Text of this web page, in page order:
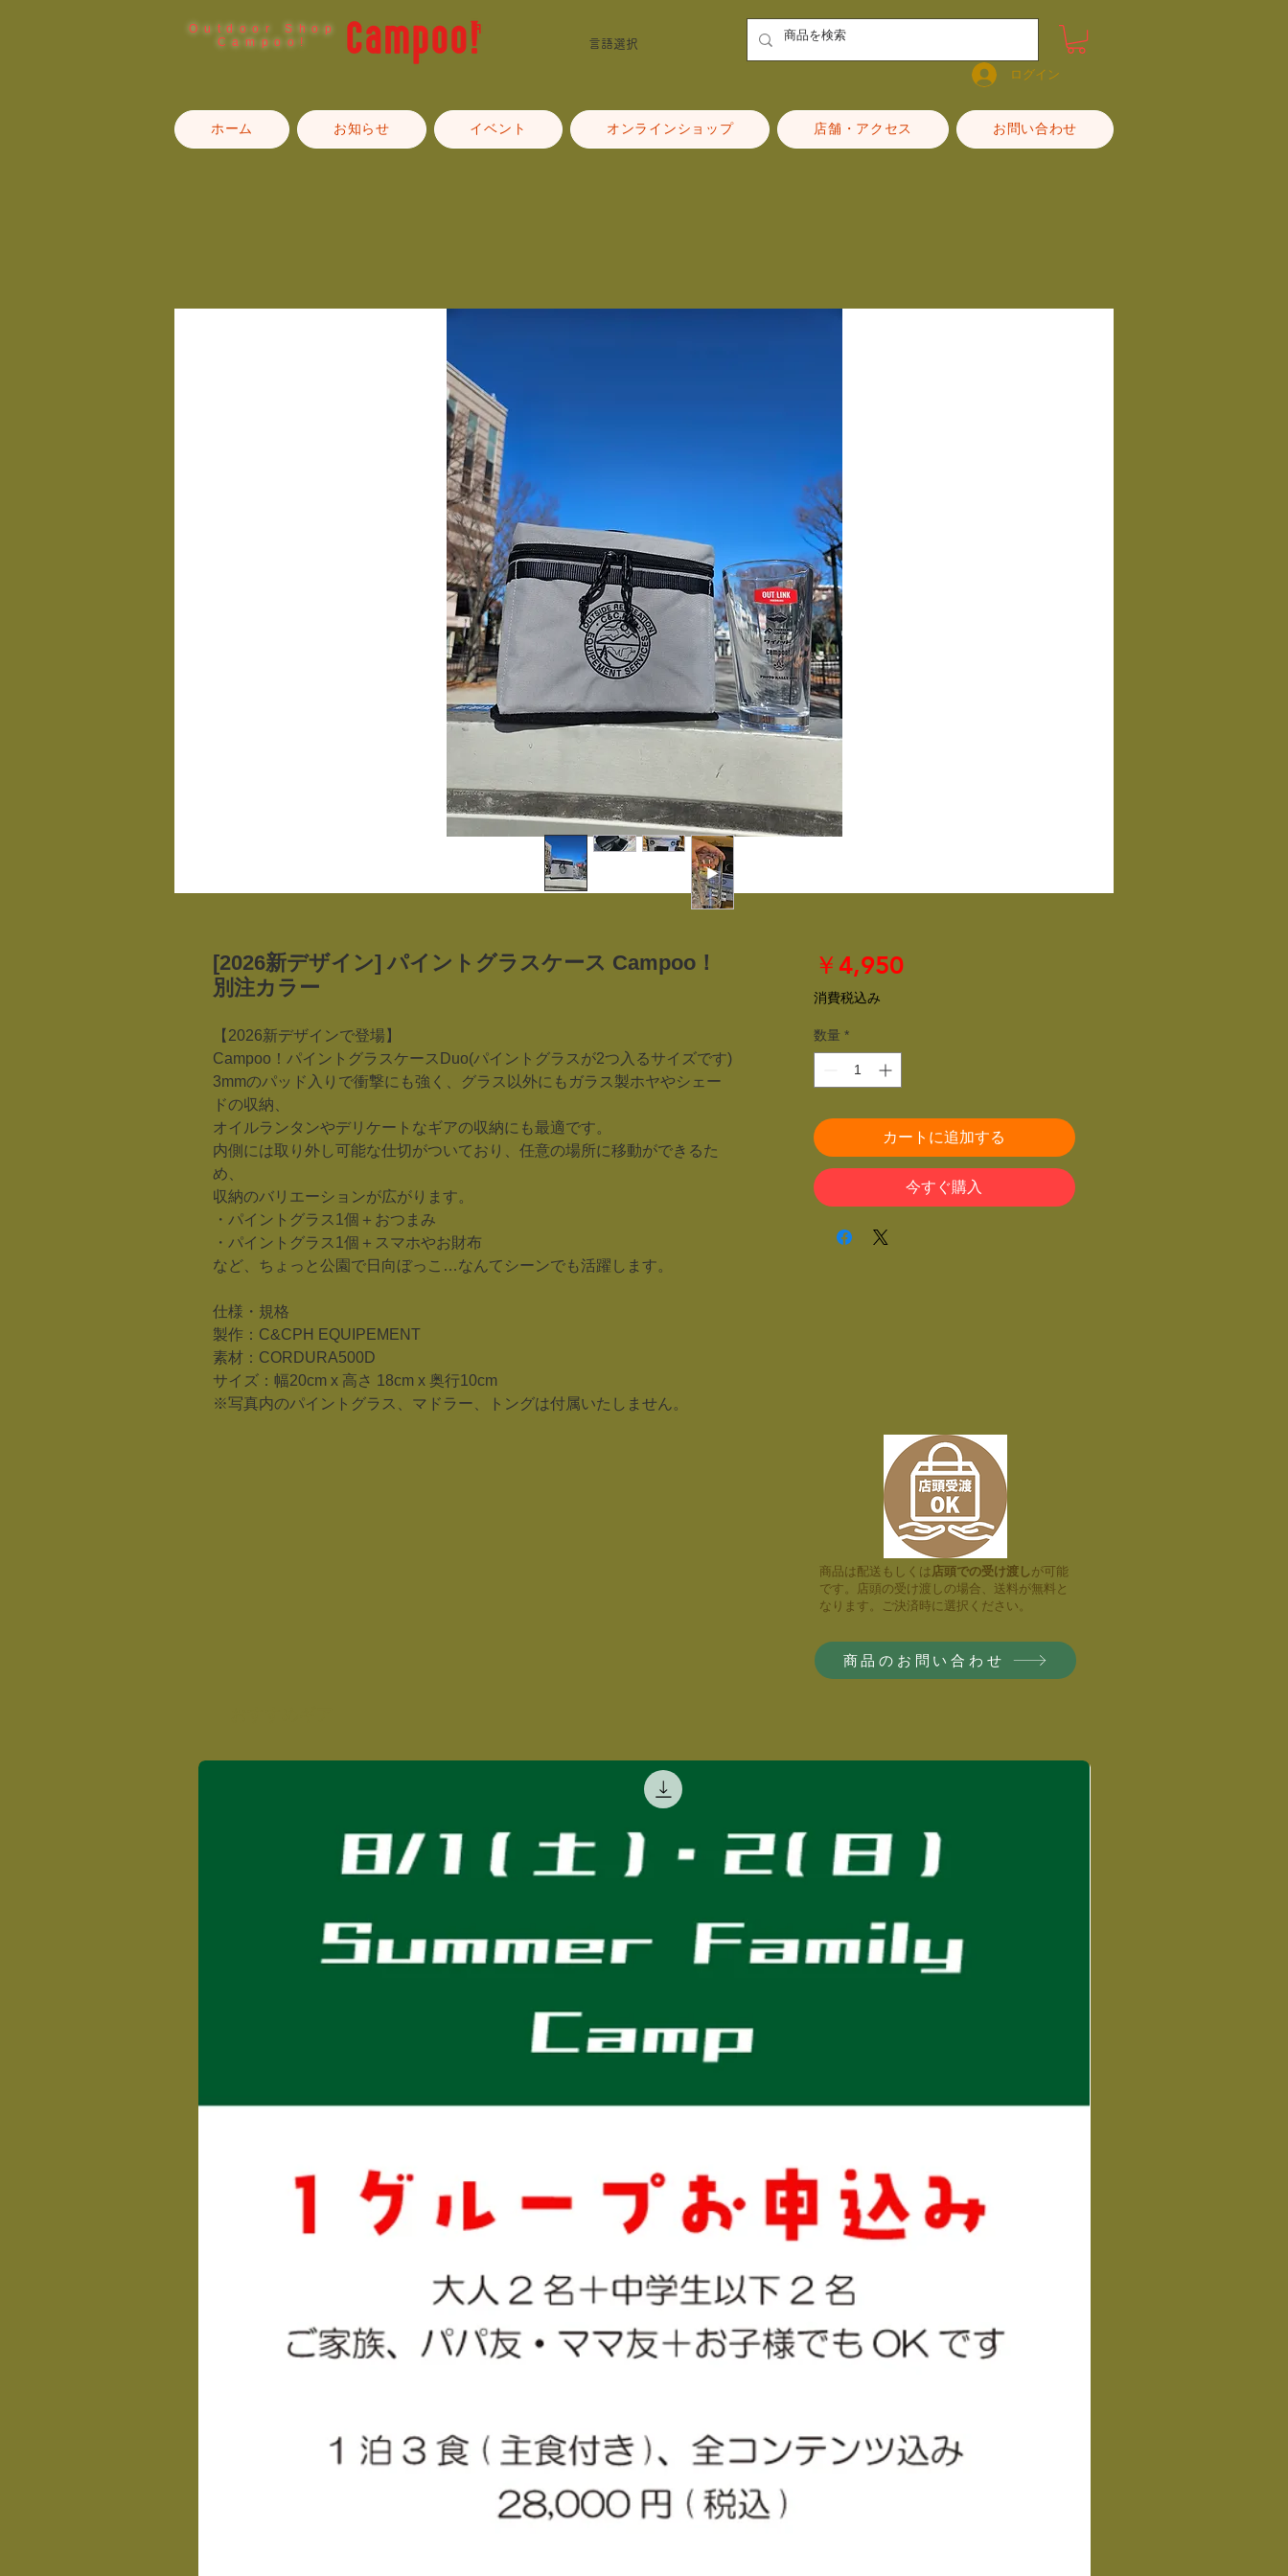
Outdoor Shop
Campoo!
言語選択
ログイン
ホーム お知らせ イベント オンラインショップ 店舗・アクセス お問い合わせ
[2026新デザイン] パイントグラスケース Campoo！
別注カラー
【2026新デザインで登場】
Campoo！パイントグラスケースDuo(パイントグラスが2つ入るサイズです)
3mmのパッド入りで衝撃にも強く、グラス以外にもガラス製ホヤやシェー
ドの収納、
オイルランタンやデリケートなギアの収納にも最適です。
内側には取り外し可能な仕切がついており、任意の場所に移動ができるた
め、
収納のバリエーションが広がります。
・パイントグラス1個＋おつまみ
・パイントグラス1個＋スマホやお財布
など、ちょっと公園で日向ぼっこ…なんてシーンでも活躍します。
仕様・規格
製作：C&CPH EQUIPEMENT
素材：CORDURA500D
サイズ：幅20cm x 高さ 18cm x 奥行10cm
※写真内のパイントグラス、マドラー、トングは付属いたしません。
￥4,950価
消費税込み
数量 *
カートに追加する
今すぐ購入
商品は配送もしくは店頭での受け渡し が​可能
です。店頭の受け渡しの場合、送料が無料と
なります。ご決済時に選択ください。
商品のお問い合わせ